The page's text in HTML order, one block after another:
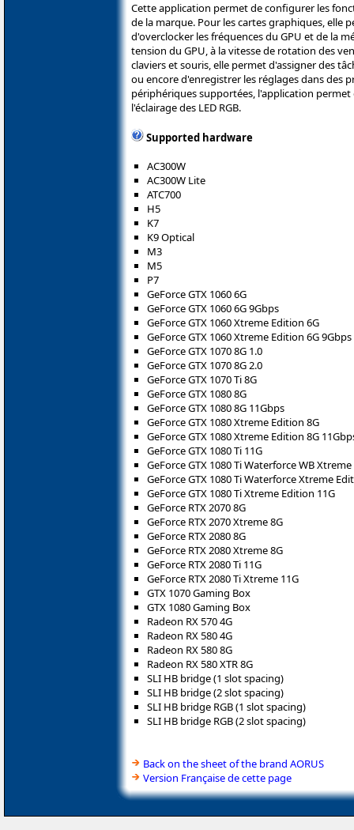
Cette application permet de configurer les
de la marque. Pour les cartes graphiques, elle
d'overclocker les fréquences du GPU et de la
tension du GPU, à la vitesse de rotation des
claviers et souris, elle permet d'assigner des
ou encore d'enregistrer les réglages dans des
périphériques supportées, l'application
l'éclairage des LED RGB.
Supported hardware
AC300W
AC300W Lite
ATC700
H5
K7
K9 Optical
M3
M5
P7
GeForce GTX 1060 6G
GeForce GTX 1060 6G 9Gbps
GeForce GTX 1060 Xtreme Edition 6G
GeForce GTX 1060 Xtreme Edition 6G 9Gbps
GeForce GTX 1070 8G 1.0
GeForce GTX 1070 8G 2.0
GeForce GTX 1070 Ti 8G
GeForce GTX 1080 8G
GeForce GTX 1080 8G 11Gbps
GeForce GTX 1080 Xtreme Edition 8G
GeForce GTX 1080 Xtreme Edition 8G
GeForce GTX 1080 Ti 11G
GeForce GTX 1080 Ti Waterforce WB
GeForce GTX 1080 Ti Waterforce Xtreme
GeForce GTX 1080 Ti Xtreme Edition 11G
GeForce RTX 2070 8G
GeForce RTX 2070 Xtreme 8G
GeForce RTX 2080 8G
GeForce RTX 2080 Xtreme 8G
GeForce RTX 2080 Ti 11G
GeForce RTX 2080 Ti Xtreme 11G
GTX 1070 Gaming Box
GTX 1080 Gaming Box
Radeon RX 570 4G
Radeon RX 580 4G
Radeon RX 580 8G
Radeon RX 580 XTR 8G
SLI HB bridge (1 slot spacing)
SLI HB bridge (2 slot spacing)
SLI HB bridge RGB (1 slot spacing)
SLI HB bridge RGB (2 slot spacing)
Back on the sheet of the brand AORUS
Version Française de cette page